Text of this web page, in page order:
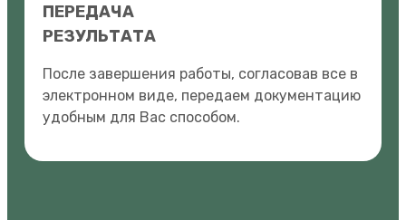
ПЕРЕДАЧА
РЕЗУЛЬТАТА
После завершения работы, согласовав все в
электронном виде, передаем документацию
удобным для Вас способом.